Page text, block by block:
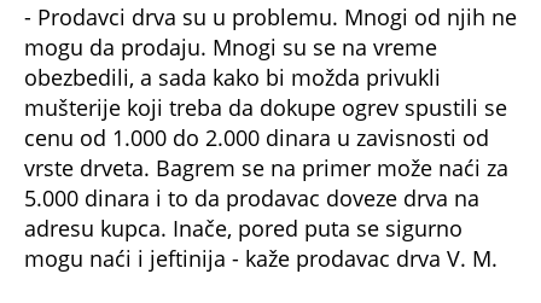
- Prodavci drva su u problemu. Mnogi od njih ne
mogu da prodaju. Mnogi su se na vreme
obezbedili, a sada kako bi možda privukli
mušterije koji treba da dokupe ogrev spustili se
cenu od 1.000 do 2.000 dinara u zavisnosti od
vrste drveta. Bagrem se na primer može naći za
5.000 dinara i to da prodavac doveze drva na
adresu kupca. Inače, pored puta se sigurno
mogu naći i jeftinija - kaže prodavac drva V. M.